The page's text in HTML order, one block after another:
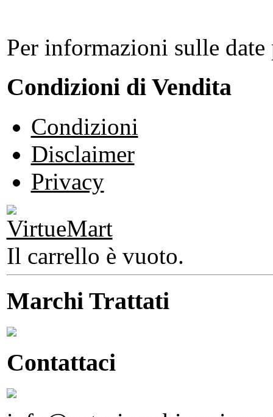
Per informazioni sulle
Condizioni di Vendita
Condizioni
Disclaimer
Privacy
Il carrello è vuoto.
Marchi Trattati
Contattaci